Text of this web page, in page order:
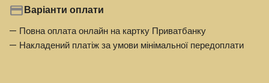
Варіанти оплати
— Повна оплата онлайн на картку Приватбанку
— Накладений платіж за умови мінімальної передоплати